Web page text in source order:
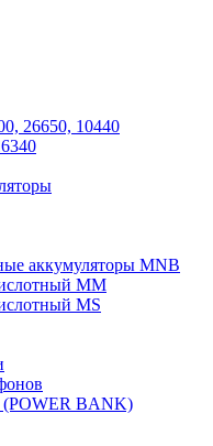
26650, 10440
аккумуляторы MNB
MM
MS
(POWER BANK)